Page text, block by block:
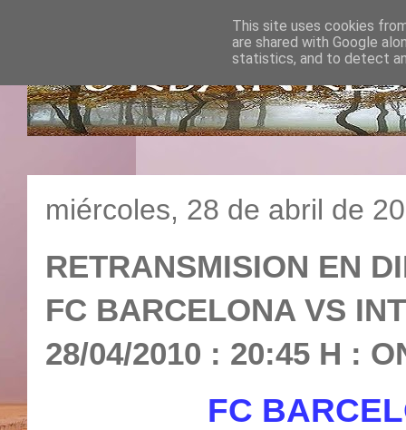
miércoles, 28 de abril de
RETRANSMISION EN
FC BARCELONA VS
28/04/2010 : 20:45 H :
FC
This site uses cookies
are shared with Google
statistics, and to detect